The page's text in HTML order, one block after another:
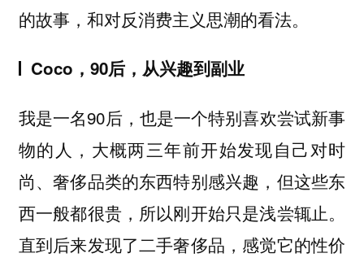
的故事，和对反消费主义思潮的看法。
Coco，90后，从兴趣到副业
我是一名90后，也是一个特别喜欢尝试新事
物的人，大概两三年前开始发现自己对时
尚、奢侈品类的东西特别感兴趣，但这些东
西一般都很贵，所以刚开始只是浅尝辄止。
直到后来发现了二手奢侈品，感觉它的性价